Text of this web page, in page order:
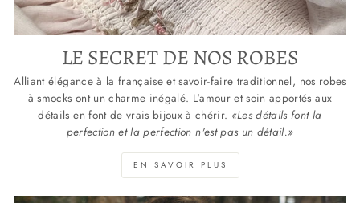
LE SECRET DE NOS ROBES
Alliant élégance à la française et savoir-faire traditionnel, nos robes
à smocks ont un charme inégalé. L'amour et soin apportés aux
détails en font de vrais bijoux à chérir. «Les détails font la
perfection et la perfection n'est pas un détail.»
EN SAVOIR PLUS